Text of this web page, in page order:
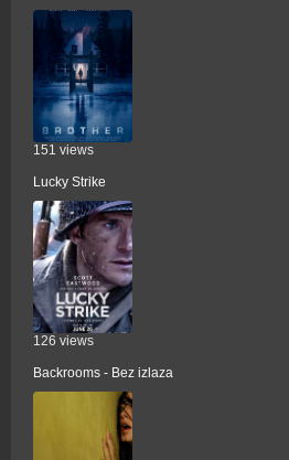
151 views
Lucky Strike
126 views
Backrooms - Bez izlaza